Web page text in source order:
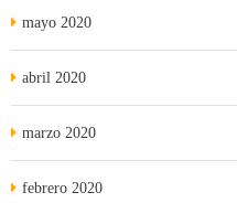
mayo 2020
abril 2020
marzo 2020
febrero 2020